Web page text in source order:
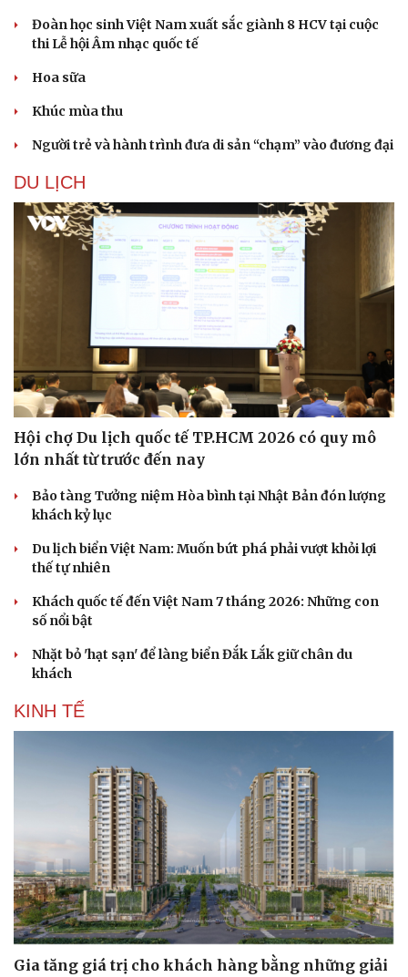
Du lịch
Tư vấn
Săn Tour
check-in
Câu chuyện thời sự
Đọc truyện đêm khuya
Cửa sổ tình yêu
Kể chuyện cho bé
Hạt giống tâm hồn
Đoàn học sinh Việt Nam xuất sắc giành 8 HCV tại cuộc
thi Lễ hội Âm nhạc quốc tế
Hoa sữa
Khúc mùa thu
Người trẻ và hành trình đưa di sản “chạm” vào đương đại
DU LỊCH
Hội chợ Du lịch quốc tế TP.HCM 2026 có quy mô
lớn nhất từ trước đến nay
Bảo tàng Tưởng niệm Hòa bình tại Nhật Bản đón lượng
khách kỷ lục
Du lịch biển Việt Nam: Muốn bứt phá phải vượt khỏi lợi
thế tự nhiên
Khách quốc tế đến Việt Nam 7 tháng 2026: Những con
số nổi bật
Nhặt bỏ 'hạt sạn' để làng biển Đắk Lắk giữ chân du
khách
KINH TẾ
Gia tăng giá trị cho khách hàng bằng những giải